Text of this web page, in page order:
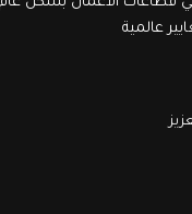
عالمية